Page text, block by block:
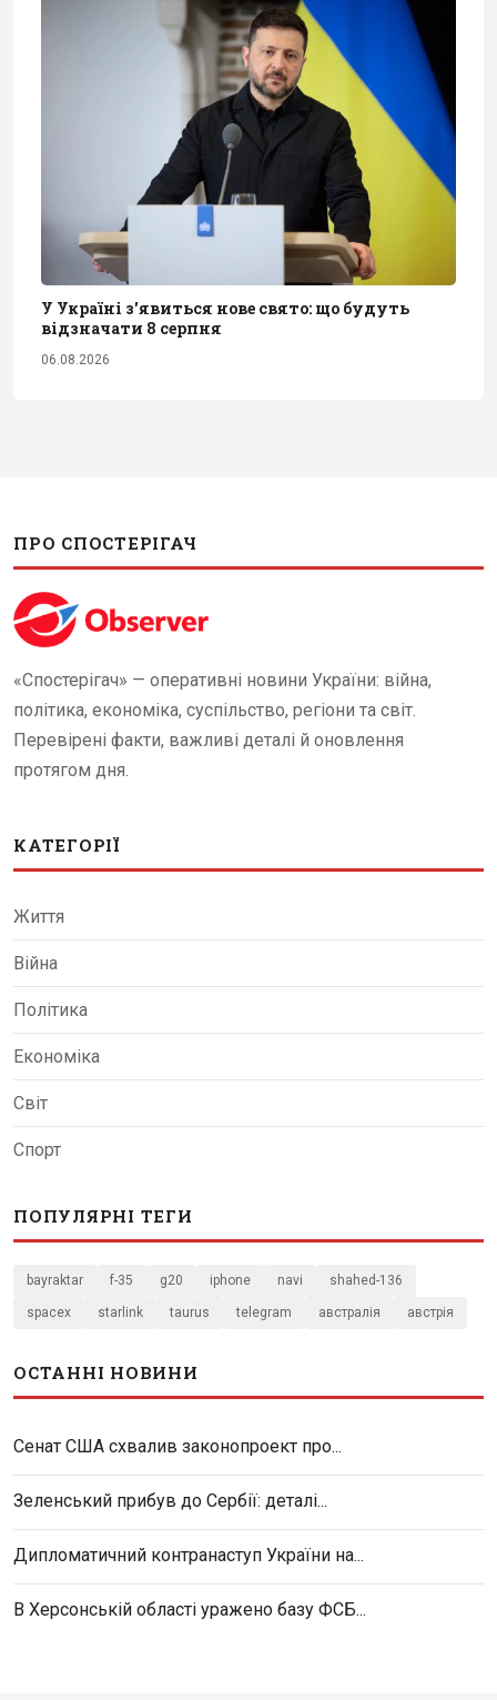
У Україні з'явиться нове свято: що будуть
відзначати 8 серпня
06.08.2026
ПРО СПОСТЕРІГАЧ
«Спостерігач» — оперативні новини України: війна,
політика, економіка, суспільство, регіони та світ.
Перевірені факти, важливі деталі й оновлення
протягом дня.
КАТЕГОРІЇ
Життя
Війна
Політика
Економіка
Світ
Спорт
ПОПУЛЯРНІ ТЕГИ
bayraktar f-35 g20 iphone navi shahed-136
spacex starlink taurus telegram австралія австрія
ОСТАННІ НОВИНИ
Сенат США схвалив законопроект про...
Зеленський прибув до Сербії: деталі...
Дипломатичний контранаступ України на...
В Херсонській області уражено базу ФСБ...